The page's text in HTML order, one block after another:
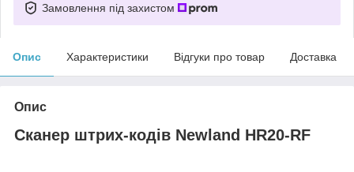
Замовлення під захистом
Опис Характеристики Відгуки про товар Доставка
Опис
Сканер штрих-кодів Newland HR20-RF